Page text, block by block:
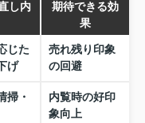
し内
期待できる効
果
じた
げ
売れ残り印象
の回避
掃・
内覧時の好印
象向上